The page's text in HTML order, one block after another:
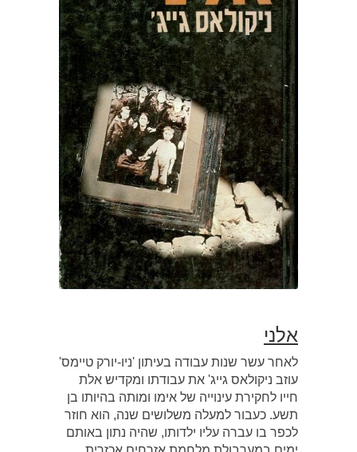
אלני
לאחר עשר שנות עבודה בעיתון 'ניו-יורק טיימס'
עוזב ניקולאס גייג' את עבודתו ומקדיש אלת
חייו לחקירת עינוייה של אימו ומותה בהיותו בן
תשע. כעבור למעלה משלושים שנה, הוא חוזר
לכפר בו עברה עליו ילדותו, שהיה נתון באותם